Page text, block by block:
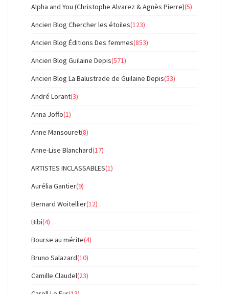
Alpha and You (Christophe Alvarez & Agnès Pierre)(5)
Ancien Blog Chercher les étoiles(123)
Ancien Blog Éditions Des femmes(853)
Ancien Blog Guilaine Depis(571)
Ancien Blog La Balustrade de Guilaine Depis(53)
André Lorant(3)
Anna Joffo(1)
Anne Mansouret(8)
Anne-Lise Blanchard(17)
ARTISTES INCLASSABLES(1)
Aurélia Gantier(9)
Bernard Woitellier(12)
Bibi(4)
Bourse au mérite(4)
Bruno Salazard(10)
Camille Claudel(23)